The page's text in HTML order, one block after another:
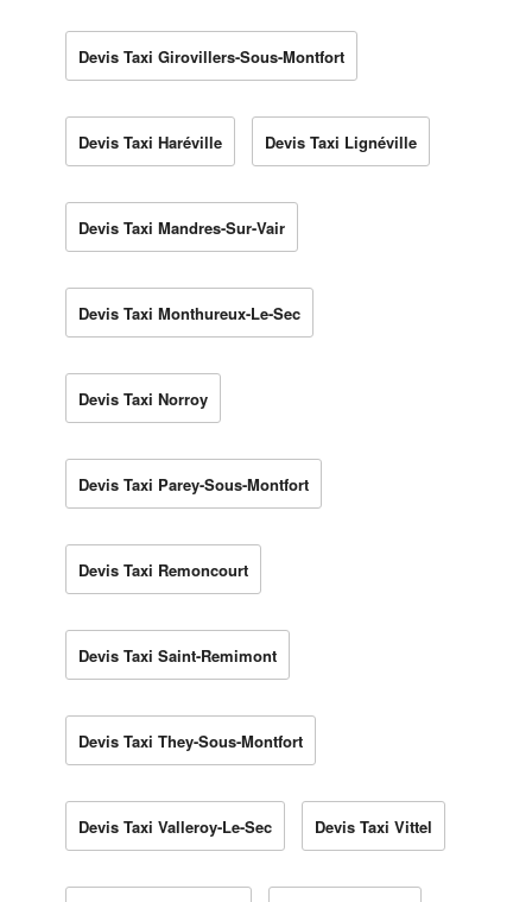
Devis Taxi Girovillers-Sous-Montfort
Devis Taxi Haréville Devis Taxi Lignéville
Devis Taxi Mandres-Sur-Vair
Devis Taxi Monthureux-Le-Sec
Devis Taxi Norroy
Devis Taxi Parey-Sous-Montfort
Devis Taxi Remoncourt
Devis Taxi Saint-Remimont
Devis Taxi They-Sous-Montfort
Devis Taxi Valleroy-Le-Sec Devis Taxi Vittel